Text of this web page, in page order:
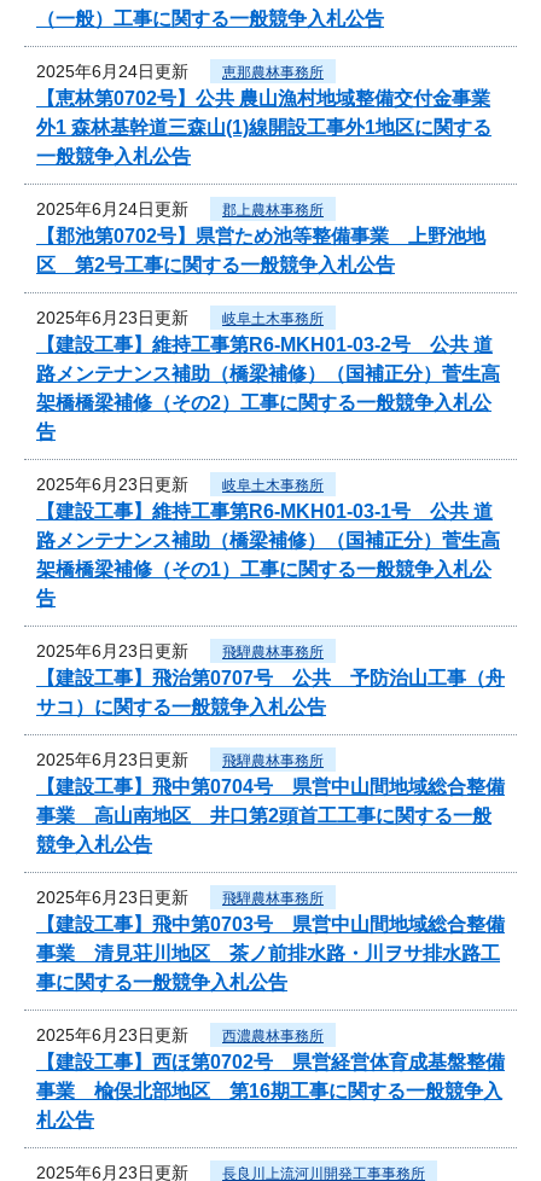
（一般）工事に関する一般競争入札公告
2025年6月24日更新 恵那農林事務所
【恵林第0702号】公共 農山漁村地域整備交付金事業
外1 森林基幹道三森山(1)線開設工事外1地区に関する
一般競争入札公告
2025年6月24日更新 郡上農林事務所
【郡池第0702号】県営ため池等整備事業 上野池地
区 第2号工事に関する一般競争入札公告
2025年6月23日更新 岐阜土木事務所
【建設工事】維持工事第R6-MKH01-03-2号 公共 道
路メンテナンス補助（橋梁補修）（国補正分）菅生高
架橋橋梁補修（その2）工事に関する一般競争入札公
告
2025年6月23日更新 岐阜土木事務所
【建設工事】維持工事第R6-MKH01-03-1号 公共 道
路メンテナンス補助（橋梁補修）（国補正分）菅生高
架橋橋梁補修（その1）工事に関する一般競争入札公
告
2025年6月23日更新 飛騨農林事務所
【建設工事】飛治第0707号 公共 予防治山工事（舟
サコ）に関する一般競争入札公告
2025年6月23日更新 飛騨農林事務所
【建設工事】飛中第0704号 県営中山間地域総合整備
事業 高山南地区 井口第2頭首工工事に関する一般
競争入札公告
2025年6月23日更新 飛騨農林事務所
【建設工事】飛中第0703号 県営中山間地域総合整備
事業 清見荘川地区 茶ノ前排水路・川ヲサ排水路工
事に関する一般競争入札公告
2025年6月23日更新 西濃農林事務所
【建設工事】西ほ第0702号 県営経営体育成基盤整備
事業 楡俣北部地区 第16期工事に関する一般競争入
札公告
2025年6月23日更新 長良川上流河川開発工事事務所